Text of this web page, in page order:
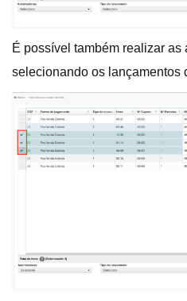
É possível também realizar as
selecionando os lançamentos